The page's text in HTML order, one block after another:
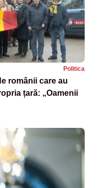
Politica
românii care au
țară: „Oamenii